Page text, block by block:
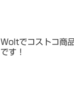
Woltでコストコ商
です！